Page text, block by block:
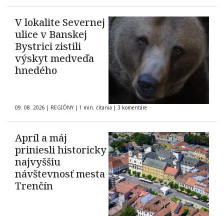
V lokalite Severnej
ulice v Banskej
Bystrici zistili
výskyt medveďa
hnedého
09. 08. 2026 | REGIÓNY | 1 min. čítania | 3 komentáre
Apríl a máj
priniesli historicky
najvyššiu
návštevnosť mesta
Trenčín